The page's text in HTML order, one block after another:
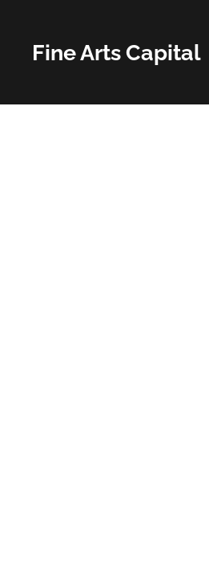
Fine Arts Capital